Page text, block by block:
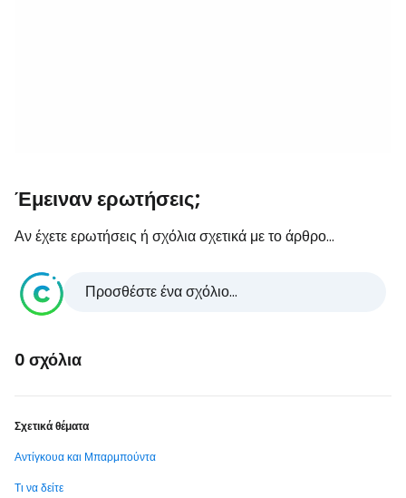
Έμειναν ερωτήσεις;
Αν έχετε ερωτήσεις ή σχόλια σχετικά με το άρθρο...
Προσθέστε ένα σχόλιο...
0 σχόλια
Σχετικά θέματα
Αντίγκουα και Μπαρμπούντα
Τι να δείτε